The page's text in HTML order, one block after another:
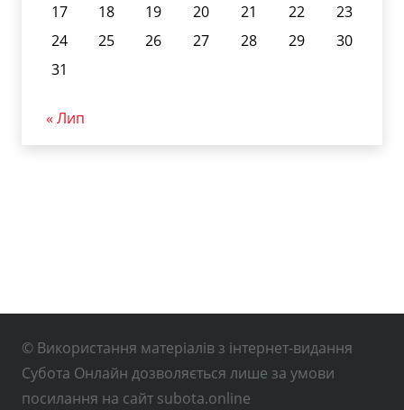
17
18 19 20 21 22
23
24
25 26 27 28 29
30
31
« Лип
© Використання матеріалів з інтернет-видання
Субота Онлайн дозволяється лише за умови
посилання на сайт subota.online